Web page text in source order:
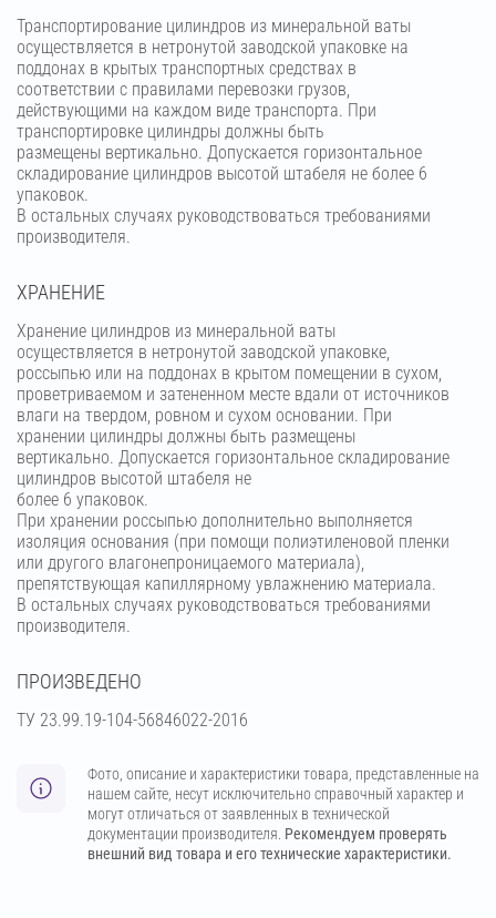
Транспортирование цилиндров из минеральной ваты
осуществляется в нетронутой заводской упаковке на
поддонах в крытых транспортных средствах в
соответствии с правилами перевозки грузов,
действующими на каждом виде транспорта. При
транспортировке цилиндры должны быть
размещены вертикально. Допускается горизонтальное
складирование цилиндров высотой штабеля не более 6
упаковок.
В остальных случаях руководствоваться требованиями
производителя.
ХРАНЕНИЕ
Хранение цилиндров из минеральной ваты
осуществляется в нетронутой заводской упаковке,
россыпью или на поддонах в крытом помещении в сухом,
проветриваемом и затененном месте вдали от источников
влаги на твердом, ровном и сухом основании. При
хранении цилиндры должны быть размещены
вертикально. Допускается горизонтальное складирование
цилиндров высотой штабеля не
более 6 упаковок.
При хранении россыпью дополнительно выполняется
изоляция основания (при помощи полиэтиленовой пленки
или другого влагонепроницаемого материала),
препятствующая капиллярному увлажнению материала.
В остальных случаях руководствоваться требованиями
производителя.
ПРОИЗВЕДЕНО
ТУ 23.99.19-104-56846022-2016
Фото, описание и характеристики товара, представленные на
нашем сайте, несут исключительно справочный характер и
могут отличаться от заявленных в технической
документации производителя. Рекомендуем проверять
внешний вид товара и его технические характеристики.